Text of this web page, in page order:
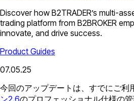
Discover how B2TRADER’s multi-
trading platform from B2BROKER
innovate, and drive success.
Product Guides
07.05.25
今回のアップデートは、すでにご利
ン2.6のプロフェッショナル仕様の